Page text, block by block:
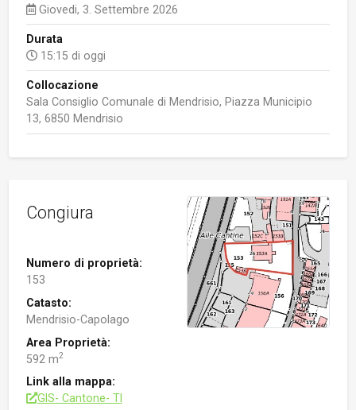
Giovedi, 3. Settembre 2026
Durata
15:15 di oggi
Collocazione
Sala Consiglio Comunale di Mendrisio, Piazza Municipio
13, 6850 Mendrisio
Congiura
Numero di proprietà:
153
Catasto:
Mendrisio-Capolago
Area Proprietà:
592 m2
Link alla mappa:
GIS- Cantone- TI